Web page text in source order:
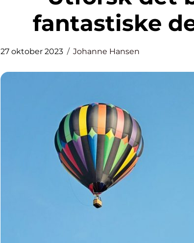
fantastiske
27 oktober 2023 Johanne Hansen